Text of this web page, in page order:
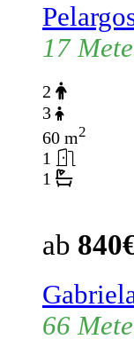
17
2
3
60 m2
1
1
ab
66